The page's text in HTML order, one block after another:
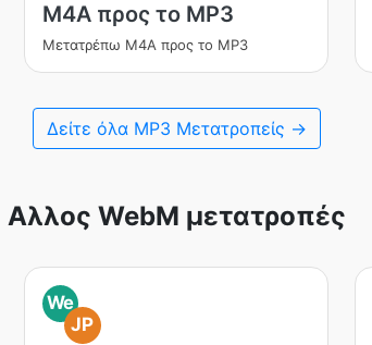
M4A προς το MP3
Μετατρέπω M4A προς το MP3
Δείτε όλα MP3 Μετατροπείς →
Αλλος WebM μετατροπές
We
JP